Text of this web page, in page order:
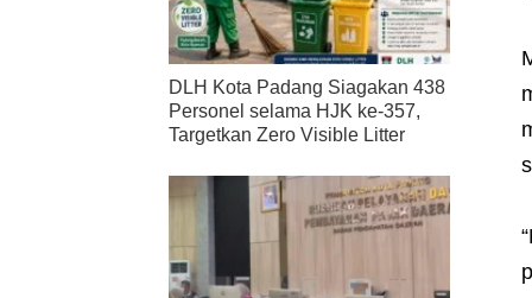
DLH Kota Padang Siagakan 438
Personel selama HJK ke-357,
Targetkan Zero Visible Litter